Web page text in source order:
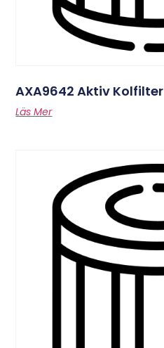
AXA9642 Aktiv Kolfilter
Läs Mer